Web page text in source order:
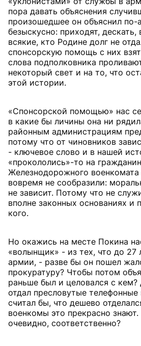
пора давать объяснения
произошедшее он объяснил по-
безыскусно: приходят, дескать,
всякие, кто Родине долг не
спонсорскую помощь с них
слова подполковника
некоторый свет и на то, что
этой истории.
«Спонсорской помощью» нас
в какие бы личины она ни
районным администрациям
потому что от чиновников
- ключевое слово и в нашей
«прокололись»-то на
Железнодорожного военкомата
вовремя не сообразили:
не зависит. Потому что не
вполне законных основаниях и
кого.
Но окажись на месте Покина
«волынщик» - из тех, что до 27
армии, - разве бы он пошел
прокуратуру? Чтобы потом
раньше был и целовался с
отдал пресловутые
считал бы, что дешево
военкомы это прекрасно
очевидно, соответственно?